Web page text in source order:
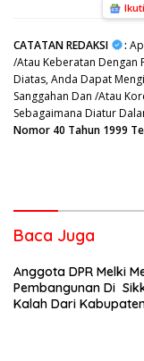
CATATAN REDAKSI :
/Atau Keberatan Dengan
Diatas, Anda Dapat
Sanggahan Dan /Atau
Sebagaimana Diatur
Nomor 40 Tahun 1999
Baca Juga
Anggota DPR Melki
Pembangunan Di
Kalah Dari